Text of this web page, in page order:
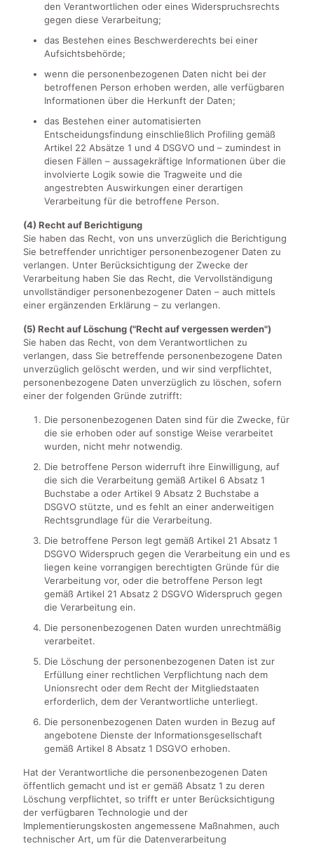
den Verantwortlichen oder eines Widerspruchsrechts
gegen diese Verarbeitung;
das Bestehen eines Beschwerderechts bei einer
Aufsichtsbehörde;
wenn die personenbezogenen Daten nicht bei der
betroffenen Person erhoben werden, alle verfügbaren
Informationen über die Herkunft der Daten;
das Bestehen einer automatisierten
Entscheidungsfindung einschließlich Profiling gemäß
Artikel 22 Absätze 1 und 4 DSGVO und – zumindest in
diesen Fällen – aussagekräftige Informationen über die
involvierte Logik sowie die Tragweite und die
angestrebten Auswirkungen einer derartigen
Verarbeitung für die betroffene Person.
(4) Recht auf Berichtigung
Sie haben das Recht, von uns unverzüglich die Berichtigung
Sie betreffender unrichtiger personenbezogener Daten zu
verlangen. Unter Berücksichtigung der Zwecke der
Verarbeitung haben Sie das Recht, die Vervollständigung
unvollständiger personenbezogener Daten – auch mittels
einer ergänzenden Erklärung – zu verlangen.
(5) Recht auf Löschung ("Recht auf vergessen werden")
Sie haben das Recht, von dem Verantwortlichen zu
verlangen, dass Sie betreffende personenbezogene Daten
unverzüglich gelöscht werden, und wir sind verpflichtet,
personenbezogene Daten unverzüglich zu löschen, sofern
einer der folgenden Gründe zutrifft:
Die personenbezogenen Daten sind für die Zwecke, für
die sie erhoben oder auf sonstige Weise verarbeitet
wurden, nicht mehr notwendig.
Die betroffene Person widerruft ihre Einwilligung, auf
die sich die Verarbeitung gemäß Artikel 6 Absatz 1
Buchstabe a oder Artikel 9 Absatz 2 Buchstabe a
DSGVO stützte, und es fehlt an einer anderweitigen
Rechtsgrundlage für die Verarbeitung.
Die betroffene Person legt gemäß Artikel 21 Absatz 1
DSGVO Widerspruch gegen die Verarbeitung ein und es
liegen keine vorrangigen berechtigten Gründe für die
Verarbeitung vor, oder die betroffene Person legt
gemäß Artikel 21 Absatz 2 DSGVO Widerspruch gegen
die Verarbeitung ein.
Die personenbezogenen Daten wurden unrechtmäßig
verarbeitet.
Die Löschung der personenbezogenen Daten ist zur
Erfüllung einer rechtlichen Verpflichtung nach dem
Unionsrecht oder dem Recht der Mitgliedstaaten
erforderlich, dem der Verantwortliche unterliegt.
Die personenbezogenen Daten wurden in Bezug auf
angebotene Dienste der Informationsgesellschaft
gemäß Artikel 8 Absatz 1 DSGVO erhoben.
Hat der Verantwortliche die personenbezogenen Daten
öffentlich gemacht und ist er gemäß Absatz 1 zu deren
Löschung verpflichtet, so trifft er unter Berücksichtigung
der verfügbaren Technologie und der
Implementierungskosten angemessene Maßnahmen, auch
technischer Art, um für die Datenverarbeitung